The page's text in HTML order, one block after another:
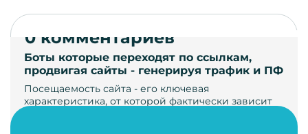
Боты которые переходят по ссылкам,
продвигая сайты - генерируя трафик и ПФ
Посещаемость сайта - его ключевая
характеристика, от которой фактически зависит
0 комментариев